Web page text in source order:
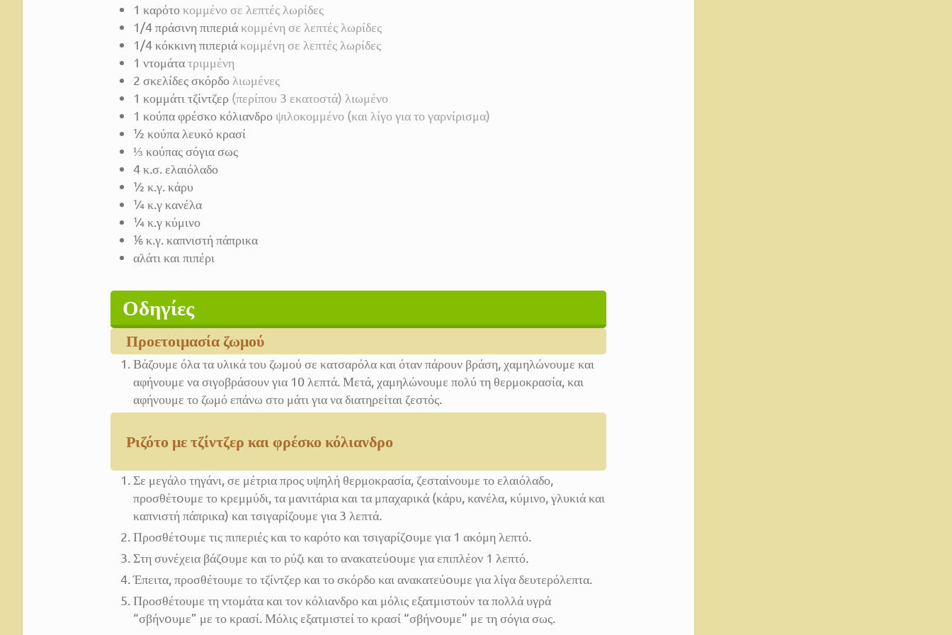
1 καρότοκομμένο σε λεπτές λωρίδες
1/4πράσινη πιπεριάκομμένη σε λεπτές λωρίδες
1/4κόκκινη πιπεριάκομμένη σε λεπτές λωρίδες
1 ντομάτατριμμένη
2 σκελίδες σκόρδο λιωμένες
1 κομμάτι τζίντζερ (περίπου 3 εκατοστά) λιωμένο
1 κούπα φρέσκο κόλιανδροψιλοκομμένο (και λίγο για το γαρνίρισμα)
½ κούπα λευκό κρασί
⅓ κούπας σόγια σως
4κ.σ.ελαιόλαδο
½ κ.γ. κάρυ
¼κ.γ κανέλα
¼κ.γ κύμινο
⅙κ.γ. καπνιστή πάπρικα
αλάτι και πιπέρι
Οδηγίες
Προετοιμασία ζωμού
Βάζουμε όλα τα υλικά του ζωμού σε κατσαρόλα και όταν πάρουν βράση, χαμηλώνουμε και
αφήνουμε να σιγοβράσουν για 10 λεπτά. Μετά, χαμηλώνουμε πολύ τη θερμοκρασία, και
αφήνουμε το ζωμό επάνω στο μάτι για να διατηρείται ζεστός.
Ριζότο με τζίντζερ και φρέσκο κόλιανδρο
Σε μεγάλο τηγάνι, σε μέτρια προς υψηλή θερμοκρασία, ζεσταίνουμε το ελαιόλαδο,
προσθέτoυμε το κρεμμύδι, τα μανιτάρια και τα μπαχαρικά (κάρυ, κανέλα, κύμινο, γλυκιά και
καπνιστή πάπρικα) και τσιγαρίζουμε για 3 λεπτά.
Προσθέτoυμε τις πιπεριές και το καρότο και τσιγαρίζoυμε για 1 ακόμη λεπτό.
Στη συνέχεια βάζoυμε και το ρύζι και το ανακατεύoυμε για επιπλέον 1 λεπτό.
Έπειτα, προσθέτουμε το τζίντζερ και το σκόρδο και ανακατεύoυμε για λίγα δευτερόλεπτα.
Προσθέτουμε τη ντομάτα και τον κόλιανδρο και μόλις εξατμιστούν τα πολλά υγρά
“σβήνoυμε” με το κρασί. Μόλις εξατμιστεί το κρασί “σβήνoυμε” με τη σόγια σως.